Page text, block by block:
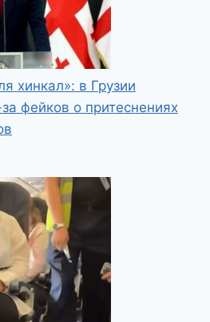
хинкал»: в Грузии
фейков о притеснениях